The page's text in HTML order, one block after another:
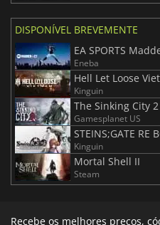
DISPONÍVEL BREVEMENTE
EA SPORTS
Eneba
Hell Let Loose
Kinguin
The Sinking City 2
Gamesplanet US
STEINS;GATE RE
Kinguin
Mortal Shell II
Steam
Recebe os melhores preços,